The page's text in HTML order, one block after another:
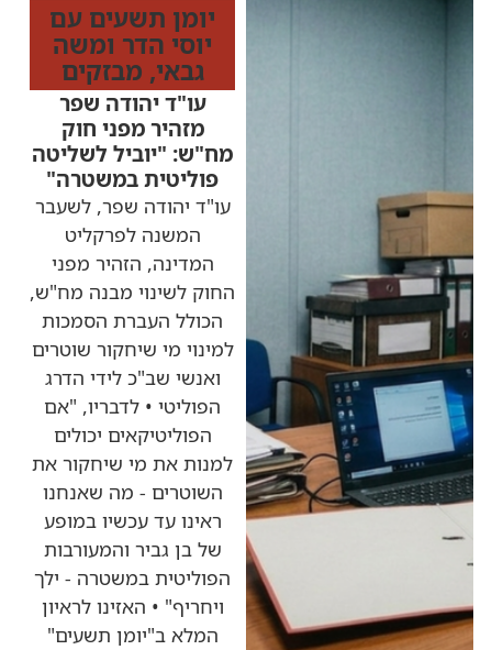
יומן תשעים עם
יוסי הדר ומשה
גבאי, מבזקים
עו"ד יהודה שפר
מזהיר מפני חוק
מח"ש: "יוביל לשליטה
פוליטית במשטרה"
עו"ד יהודה שפר, לשעבר
המשנה לפרקליט
המדינה, הזהיר מפני
החוק לשינוי מבנה מח"ש,
הכולל העברת הסמכות
למינוי מי שיחקור שוטרים
ואנשי שב"כ לידי הדרג
הפוליטי • לדבריו, "אם
הפוליטיקאים יכולים
למנות את מי שיחקור את
השוטרים - מה שאנחנו
ראינו עד עכשיו במופע
של בן גביר והמעורבות
הפוליטית במשטרה - ילך
ויחריף" • האזינו לראיון
המלא ב"יומן תשעים"